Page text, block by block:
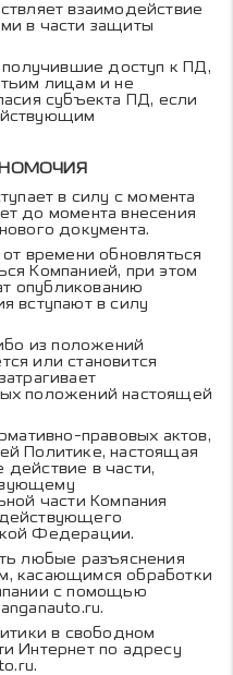
взаимодействие
в части защиты
доступ к ПД,
лицам и не
субъекта ПД, если
в силу с момента
до момента внесения
документа.
времени обновляться
Компанией, при этом
опубликованию
вступают в силу
из положений
или становится
положений настоящей
правовых актов,
Политике, настоящая
в части,
части Компания
Федерации.
любые разъяснения
касающимся обработки
с помощью
.
в свободном
Интернет по адресу
.